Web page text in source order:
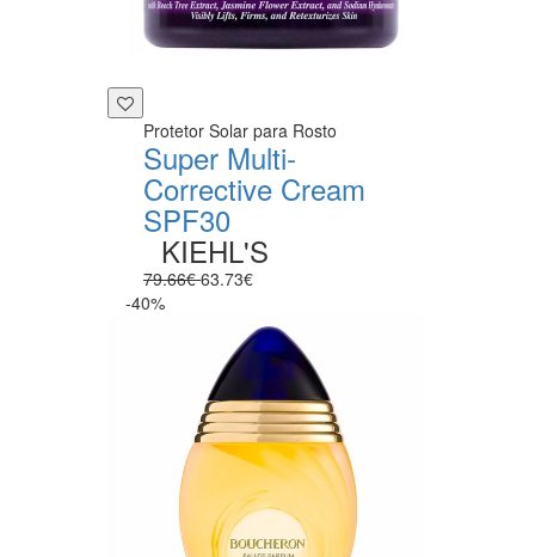
Protetor Solar para Rosto
Super Multi-
Corrective Cream
SPF30
KIEHL'S
79.66€63.73€
-40%